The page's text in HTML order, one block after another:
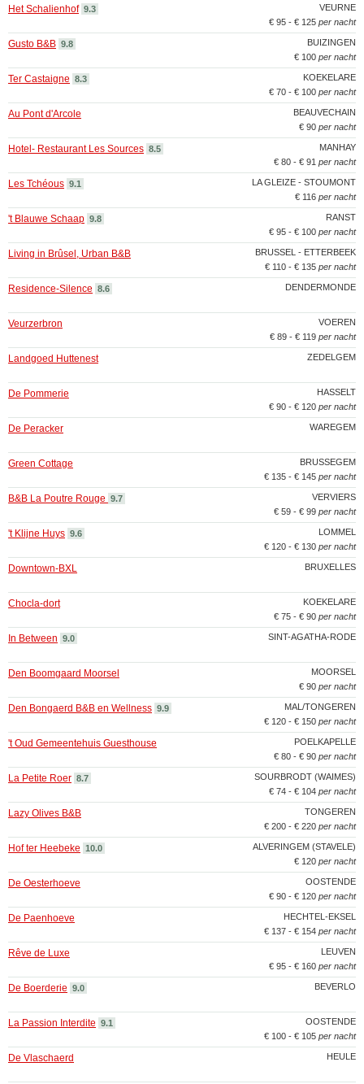
VEURNE
Het Schalienhof 9.3
€ 95 - € 125 per nacht
BUIZINGEN
Gusto B&B 9.8
€ 100 per nacht
KOEKELARE
Ter Castaigne 8.3
€ 70 - € 100 per nacht
BEAUVECHAIN
Au Pont d'Arcole
€ 90 per nacht
MANHAY
Hotel- Restaurant Les Sources 8.5
€ 80 - € 91 per nacht
LA GLEIZE - STOUMONT
Les Tchéous 9.1
€ 116 per nacht
RANST
't Blauwe Schaap 9.8
€ 95 - € 100 per nacht
BRUSSEL - ETTERBEEK
Living in Brûsel, Urban B&B
€ 110 - € 135 per nacht
DENDERMONDE
Residence-Silence 8.6
VOEREN
Veurzerbron
€ 89 - € 119 per nacht
ZEDELGEM
Landgoed Huttenest
HASSELT
De Pommerie
€ 90 - € 120 per nacht
WAREGEM
De Peracker
BRUSSEGEM
Green Cottage
€ 135 - € 145 per nacht
VERVIERS
B&B La Poutre Rouge 9.7
€ 59 - € 99 per nacht
LOMMEL
't Klijne Huys 9.6
€ 120 - € 130 per nacht
BRUXELLES
Downtown-BXL
KOEKELARE
Chocla-dort
€ 75 - € 90 per nacht
SINT-AGATHA-RODE
In Between 9.0
MOORSEL
Den Boomgaard Moorsel
€ 90 per nacht
MAL/TONGEREN
Den Bongaerd B&B en Wellness 9.9
€ 120 - € 150 per nacht
POELKAPELLE
't Oud Gemeentehuis Guesthouse
€ 80 - € 90 per nacht
SOURBRODT (WAIMES)
La Petite Roer 8.7
€ 74 - € 104 per nacht
TONGEREN
Lazy Olives B&B
€ 200 - € 220 per nacht
ALVERINGEM (STAVELE)
Hof ter Heebeke 10.0
€ 120 per nacht
OOSTENDE
De Oesterhoeve
€ 90 - € 120 per nacht
HECHTEL-EKSEL
De Paenhoeve
€ 137 - € 154 per nacht
LEUVEN
Rêve de Luxe
€ 95 - € 160 per nacht
BEVERLO
De Boerderie 9.0
OOSTENDE
La Passion Interdite 9.1
€ 100 - € 105 per nacht
HEULE
De Vlaschaerd